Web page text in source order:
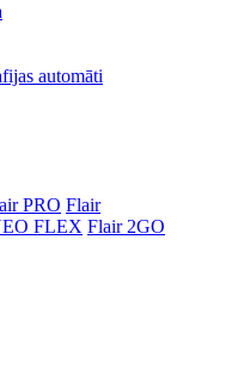
automāti
PRO Flair
FLEX Flair 2GO